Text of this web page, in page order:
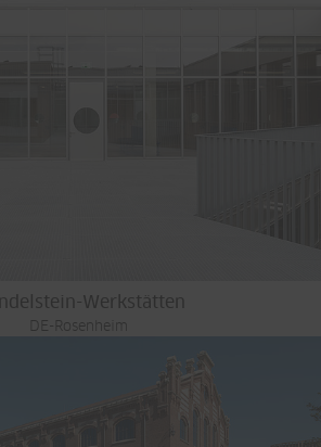
Werkstätten
DE-Rosenheim